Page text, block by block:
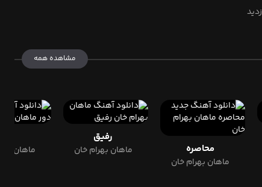
مشاهده همه
محاصره
ماهان بهرام خان
رفیق
ماهان بهرام خان ماهان